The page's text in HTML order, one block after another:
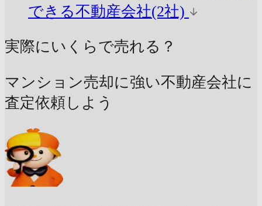
できる不動産会社(2社)
実際にいくらで売れる？
マンション売却に強い不動産会社に
査定依頼しよう